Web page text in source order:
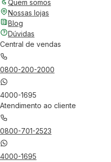
Quem somos
Nossas lojas
Blog
Dúvidas
Central de vendas
0800-200-2000
4000-1695
Atendimento ao cliente
0800-701-2523
4000-1695